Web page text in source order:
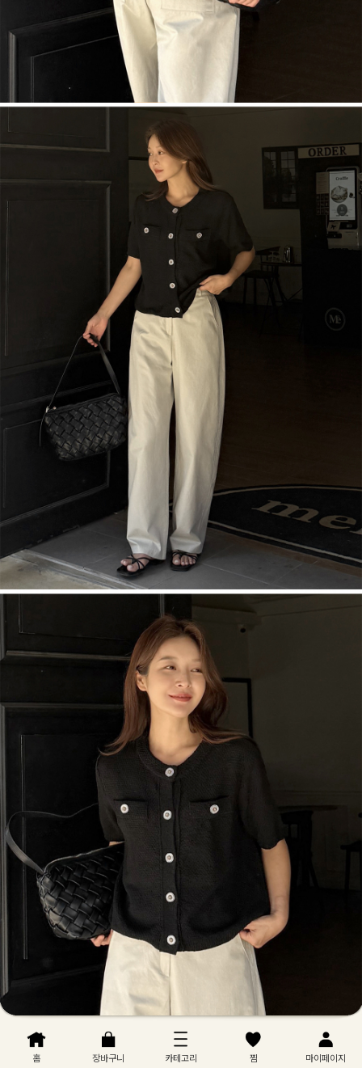
홈 장바구니 카테고리 찜 마이페이지